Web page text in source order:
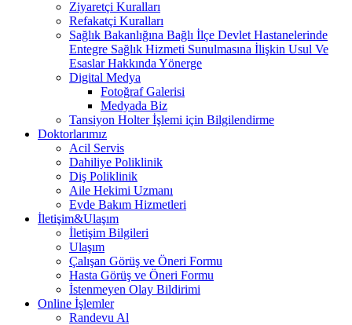
Ziyaretçi Kuralları
Refakatçi Kuralları
Sağlık Bakanlığına Bağlı İlçe Devlet Hastanelerinde
Entegre Sağlık Hizmeti Sunulmasına İlişkin Usul Ve
Esaslar Hakkında Yönerge
Digital Medya
Fotoğraf Galerisi
Medyada Biz
Tansiyon Holter İşlemi için Bilgilendirme
Doktorlarımız
Acil Servis
Dahiliye Poliklinik
Diş Poliklinik
Aile Hekimi Uzmanı
Evde Bakım Hizmetleri
İletişim&Ulaşım
İletişim Bilgileri
Ulaşım
Çalışan Görüş ve Öneri Formu
Hasta Görüş ve Öneri Formu
İstenmeyen Olay Bildirimi
Online İşlemler
Randevu Al